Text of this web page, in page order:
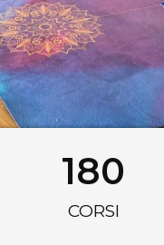
CORSI
180